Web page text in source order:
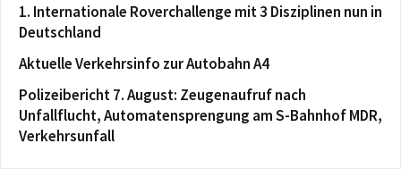
1. Internationale Roverchallenge mit 3 Disziplinen nun in
Deutschland
Aktuelle Verkehrsinfo zur Autobahn A4
Polizeibericht 7. August: Zeugenaufruf nach
Unfallflucht, Automatensprengung am S-Bahnhof MDR,
Verkehrsunfall